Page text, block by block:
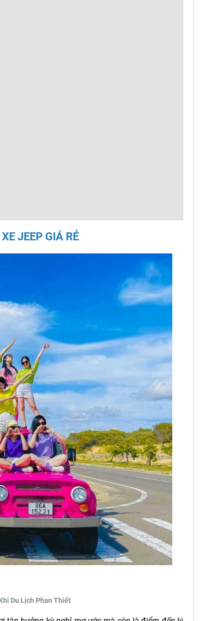
JEEP GIÁ RẺ
Du Lịch Phan Thiết